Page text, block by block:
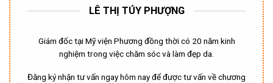
LÊ THỊ TÚY PHƯỢNG
Giám đốc tại Mỹ viện Phương đồng thời có 20 năm kinh
nghiệm trong việc chăm sóc và làm đẹp da.
Đăng ký nhận tư vấn ngay hôm nay để được tư vấn về chương